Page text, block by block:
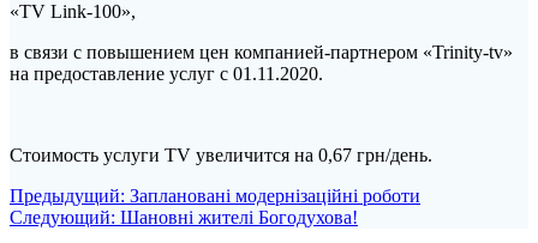
«TV Link-100»,
в связи с повышением цен компанией-партнером «Trinity-tv»
на предоставление услуг с 01.11.2020.
Стоимость услуги TV увеличится на 0,67 грн/день.
Навигация
по
Предыдущий: Предыдущая
запись:
Заплановані модернізаційні роботи
Следующий: Следующая
Шановні жителі Богодухова!